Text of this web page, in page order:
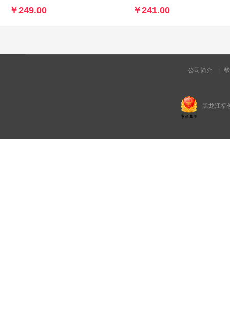
170MB/s 写速90MB/s
￥249.00 ￥241.00
公司简介
黑龙江福